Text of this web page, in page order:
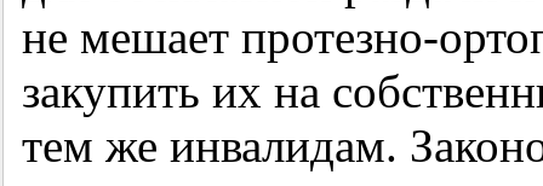
не мешает протезно-
закупить их на
тем же инвалидам.